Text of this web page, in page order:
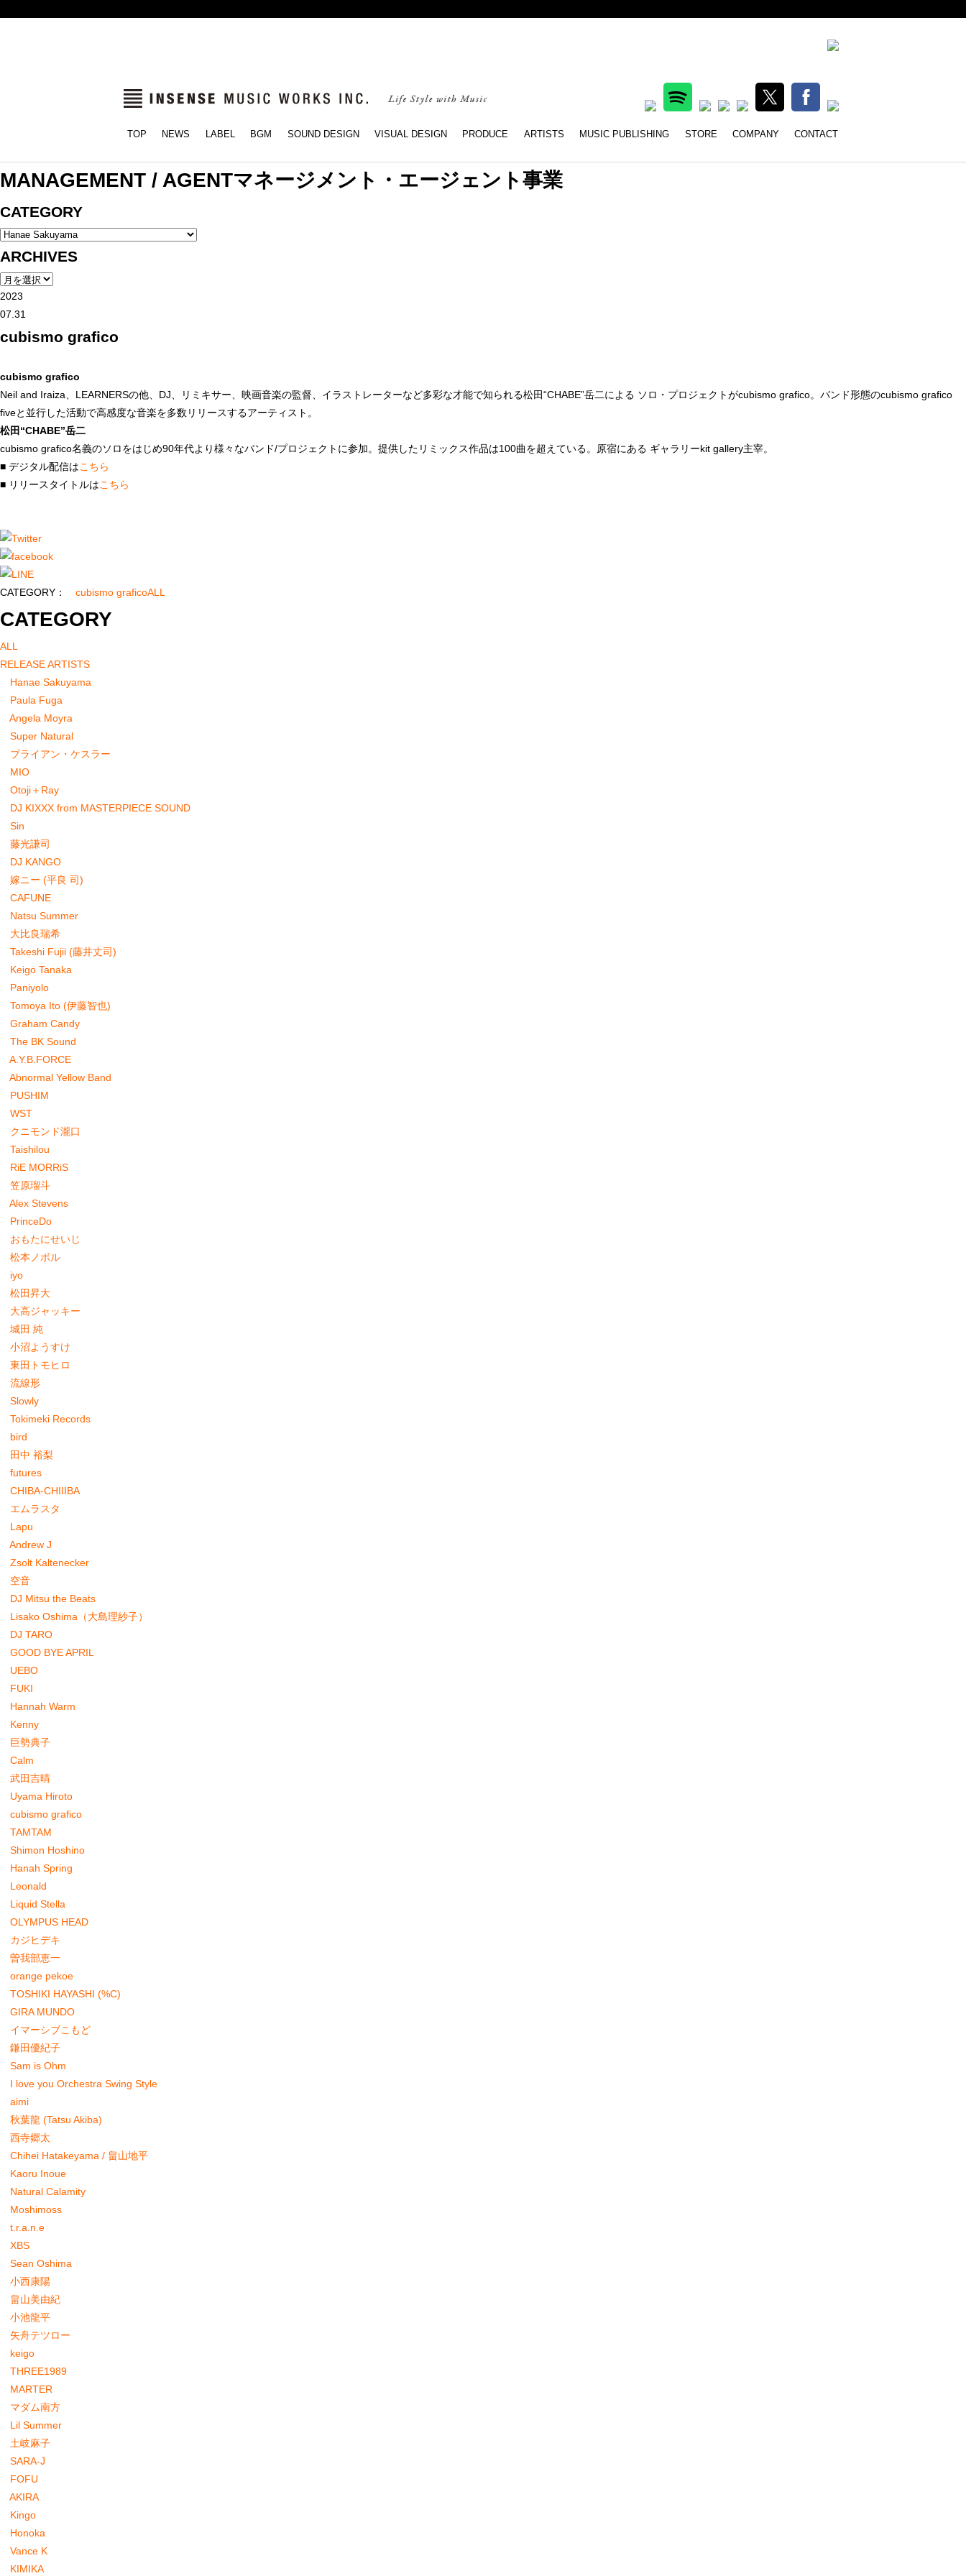
インセンスミュージックワークス INSENSE
TOP NEWS LABEL BGM SOUND DESIGN VISUAL DESIGN PRODUCE ARTISTS MUSIC PUBLISHING STORE COMPANY CONTACT
MANAGEMENT / AGENTマネージメント・エージェント事業
CATEGORY
ARCHIVES
2023
07.31
cubismo grafico
cubismo grafico
Neil and Iraiza、LEARNERSの他、DJ、リミキサー、映画音楽の監督、イラストレーターなど多彩な才能で知られる松田“CHABE”岳二による ソロ・プロジェクトがcubismo grafico。バンド形態のcubismo grafico
fiveと並行した活動で高感度な音楽を多数リリースするアーティスト。
松田“CHABE”岳二
cubismo grafico名義のソロをはじめ90年代より様々なバンド/プロジェクトに参加。提供したリミックス作品は100曲を超えている。原宿にある ギャラリーkit gallery主宰。
■ デジタル配信はこちら
■ リリースタイトルはこちら
CATEGORY： cubismo graficoALL
CATEGORY
ALL
RELEASE ARTISTS
Hanae Sakuyama
Paula Fuga
Angela Moyra
Super Natural
ブライアン・ケスラー
MIO
Otoji＋Ray
DJ KIXXX from MASTERPIECE SOUND
Sin
藤光謙司
DJ KANGO
嫁ニー (平良 司)
CAFUNE
Natsu Summer
大比良瑞希
Takeshi Fujii (藤井丈司)
Keigo Tanaka
Paniyolo
Tomoya Ito (伊藤智也)
Graham Candy
The BK Sound
A.Y.B.FORCE
Abnormal Yellow Band
PUSHIM
WST
クニモンド瀧口
Taishilou
RiE MORRiS
笠原瑠斗
Alex Stevens
PrinceDo
おもたにせいじ
松本ノボル
iyo
松田昇大
大高ジャッキー
城田 純
小沼ようすけ
東田トモヒロ
流線形
Slowly
Tokimeki Records
bird
田中 裕梨
futures
CHIBA-CHIIIBA
エムラスタ
Lapu
Andrew J
Zsolt Kaltenecker
空音
DJ Mitsu the Beats
Lisako Oshima（大島理紗子）
DJ TARO
GOOD BYE APRIL
UEBO
FUKI
Hannah Warm
Kenny
巨勢典子
Calm
武田吉晴
Uyama Hiroto
cubismo grafico
TAMTAM
Shimon Hoshino
Hanah Spring
Leonald
Liquid Stella
OLYMPUS HEAD
カジヒデキ
曽我部恵一
orange pekoe
TOSHIKI HAYASHI (%C)
GIRA MUNDO
イマーシブこもど
鎌田優紀子
Sam is Ohm
I love you Orchestra Swing Style
aimi
秋葉龍 (Tatsu Akiba)
西寺郷太
Chihei Hatakeyama / 畠山地平
Kaoru Inoue
Natural Calamity
Moshimoss
t.r.a.n.e
XBS
Sean Oshima
小西康陽
畠山美由紀
小池龍平
矢舟テツロー
keigo
THREE1989
MARTER
マダム南方
Lil Summer
土岐麻子
SARA-J
FOFU
AKIRA
Kingo
Honoka
Vance K
KIMIKA